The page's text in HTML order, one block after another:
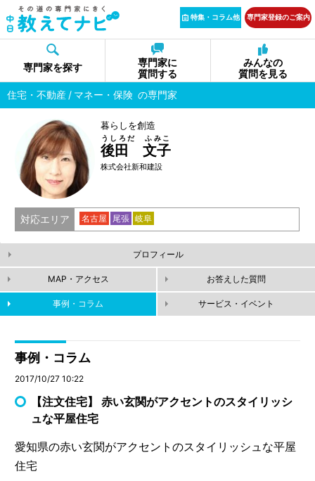
特集・コラム他 専門家登録のご案内
専門家を探す
専門家に
質問する
みんなの
質問を見る
住宅・不動産
マネー・保険 の専門家
暮らしを創造
後田 文子
うしろだ ふみこ
株式会社新和建設
対応エリア 名古屋 尾張 岐阜
プロフィール
MAP・アクセス お答えした質問
事例・コラム サービス・イベント
事例・コラム
2017/10/27 10:22
【注文住宅】 赤い玄関がアクセントのスタイリッシ
ュな平屋住宅
愛知県の赤い玄関がアクセントのスタイリッシュな平屋
住宅